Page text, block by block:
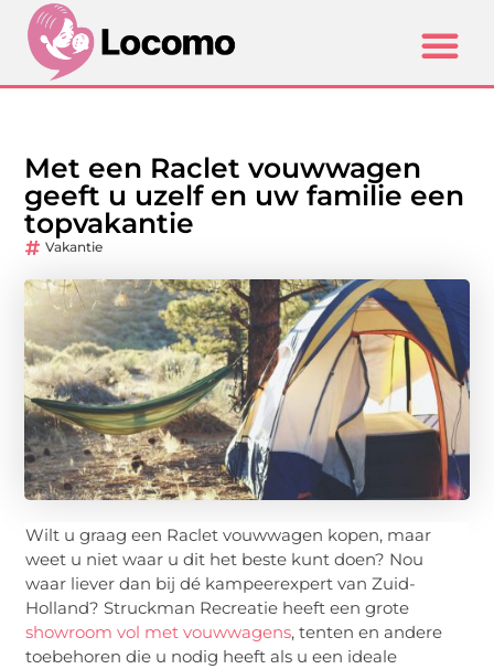
Met een Raclet vouwwagen
geeft u uzelf en uw familie een
topvakantie
Vakantie
Wilt u graag een Raclet vouwwagen kopen, maar
weet u niet waar u dit het beste kunt doen? Nou
waar liever dan bij dé kampeerexpert van Zuid-
Holland? Struckman Recreatie heeft een grote
showroom vol met vouwwagens, tenten en andere
toebehoren die u nodig heeft als u een ideale